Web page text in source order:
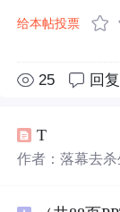
给本帖投票
25 回复
T
作者：落幕去杀